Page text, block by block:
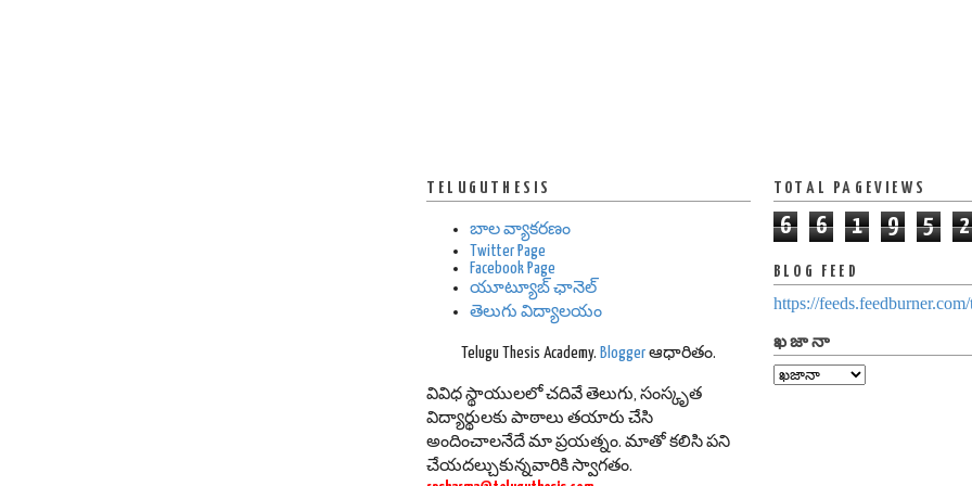
TELUGUTHESIS
బాల వ్యాకరణం
Twitter Page
Facebook Page
యూట్యూబ్ ఛానెల్
తెలుగు విద్యాలయం
Telugu Thesis Academy. Blogger ఆధారితం.
వివిధ స్థాయులలో చదివే తెలుగు, సంస్కృత
విద్యార్థులకు పాఠాలు తయారు చేసి
అందించాలనేదే మా ప్రయత్నం. మాతో కలిసి పని
చేయదల్చుకున్నవారికి స్వాగతం.
TOTAL PAGEVIEWS
6 6 1 9 5 2
BLOG FEED
https://
ఖజానా